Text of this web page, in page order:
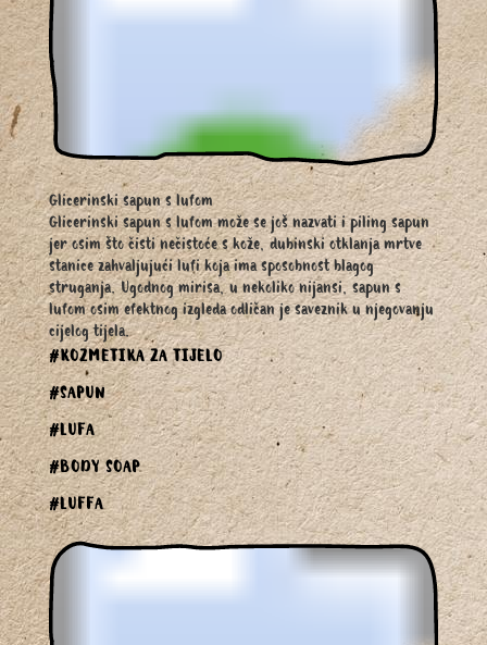
Glicerinski sapun s lufom
Glicerinski sapun s lufom može se još nazvati i piling sapun
jer osim što čisti nečistoće s kože, dubinski otklanja mrtve
stanice zahvaljujući lufi koja ima sposobnost blagog
struganja. Ugodnog mirisa, u nekoliko nijansi, sapun s
lufom osim efektnog izgleda odličan je saveznik u njegovanju
cijelog tijela.
#KOZMETIKA ZA TIJELO
#SAPUN
#LUFA
#BODY SOAP
#LUFFA